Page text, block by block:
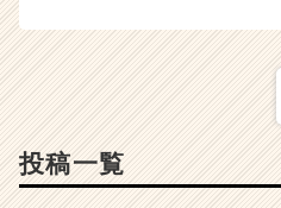
投稿一覧